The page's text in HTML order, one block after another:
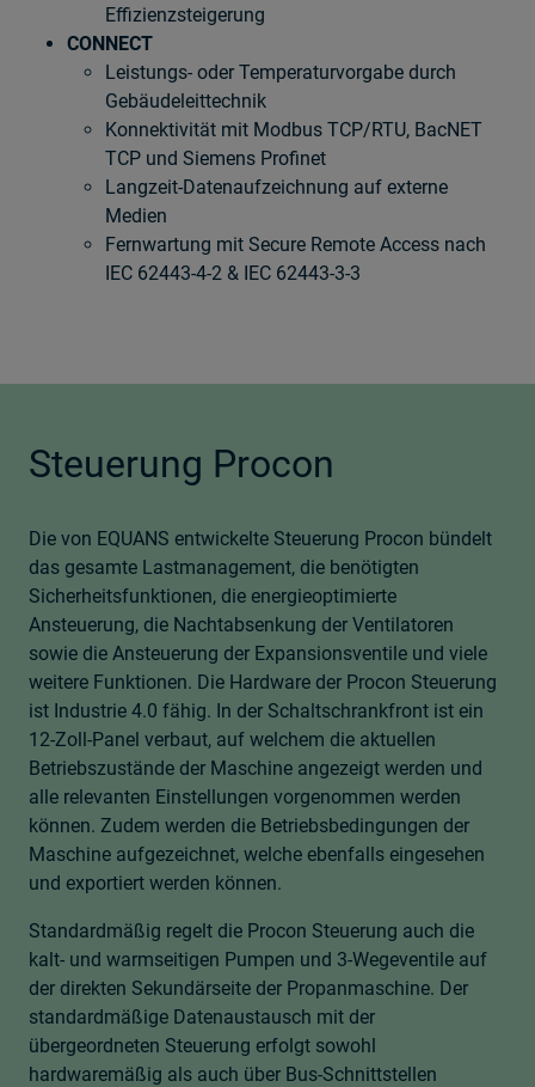
Effizienzsteigerung
CONNECT
Leistungs- oder Temperaturvorgabe durch
Gebäudeleittechnik
Konnektivität mit Modbus TCP/RTU, BacNET
TCP und Siemens Profinet
Langzeit-Datenaufzeichnung auf externe
Medien
Fernwartung mit Secure Remote Access nach
IEC 62443-4-2 & IEC 62443-3-3
Steuerung Procon
Die von EQUANS entwickelte Steuerung Procon bündelt
das gesamte Lastmanagement, die benötigten
Sicherheitsfunktionen, die energieoptimierte
Ansteuerung, die Nachtabsenkung der Ventilatoren
sowie die Ansteuerung der Expansionsventile und viele
weitere Funktionen. Die Hardware der Procon Steuerung
ist Industrie 4.0 fähig. In der Schaltschrankfront ist ein
12-Zoll-Panel verbaut, auf welchem die aktuellen
Betriebszustände der Maschine angezeigt werden und
alle relevanten Einstellungen vorgenommen werden
können. Zudem werden die Betriebsbedingungen der
Maschine aufgezeichnet, welche ebenfalls eingesehen
und exportiert werden können.
Standardmäßig regelt die Procon Steuerung auch die
kalt- und warmseitigen Pumpen und 3-Wegeventile auf
der direkten Sekundärseite der Propanmaschine. Der
standardmäßige Datenaustausch mit der
übergeordneten Steuerung erfolgt sowohl
hardwaremäßig als auch über Bus-Schnittstellen